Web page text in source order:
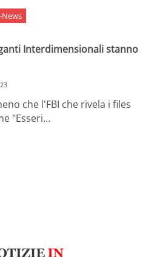
Interdimensionali stanno
che l'FBI che rivela i files
"Esseri…